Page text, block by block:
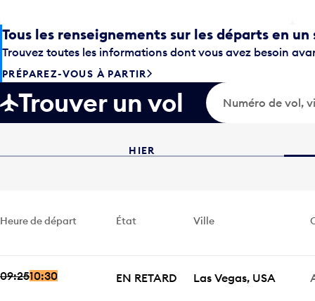
Tous les renseignements sur les départs en
Trouvez toutes les informations dont vous avez besoin
PRÉPAREZ-VOUS À PARTIR
Trouver un vol Numéro de vol,
HIER
Heure de départ
État Ville
Heure de départ
09:2510:30 ÉTAT
EN RETARD Ville
Las Vegas, USA